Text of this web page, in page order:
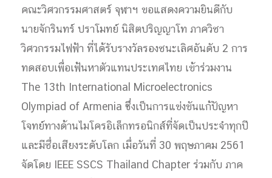
คณะวิศวกรรมศาสตร์ จุฬาฯ ขอแสดงความยินดีกับ
นายจักรินทร์ ปราโมทย์ นิสิตปริญญาโท ภาควิชา
วิศวกรรมไฟฟ้า ที่ได้รับรางวัลรองชนะเลิศอันดับ 2 การ
ทดสอบเพื่อเฟ้นหาตัวแทนประเทศไทย เข้าร่วมงาน
The 13th International Microelectronics
Olympiad of Armenia ซึ่งเป็นการแข่งขันแก้ปัญหา
โจทย์ทางด้านไมโครอิเล็กทรอนิกส์ที่จัดเป็นประจำทุกปี
และมีชื่อเสียงระดับโลก เมื่อวันที่ 30 พฤษภาคม 2561
จัดโดย IEEE SSCS Thailand Chapter ร่วมกับ ภาค